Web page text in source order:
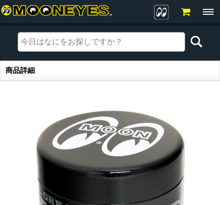
商品詳細
商品詳細